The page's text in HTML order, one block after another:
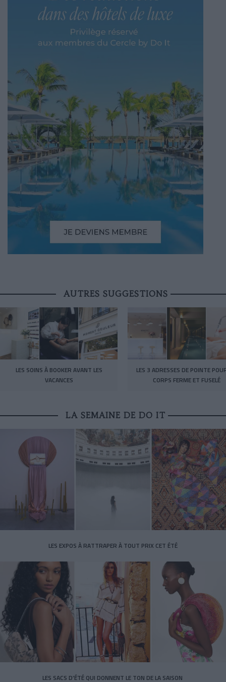
AUTRES SUGGESTIONS
LES SOINS À BOOKER AVANT LES
VACANCES
LES 3 ADRESSES DE POINTE
CORPS FERME ET FUSELÉ
LA SEMAINE DE DO IT
LES EXPOS À RATTRAPER À TOUT PRIX CET ÉTÉ
LES SACS D’ÉTÉ QUI DONNENT LE TON DE LA SAISON